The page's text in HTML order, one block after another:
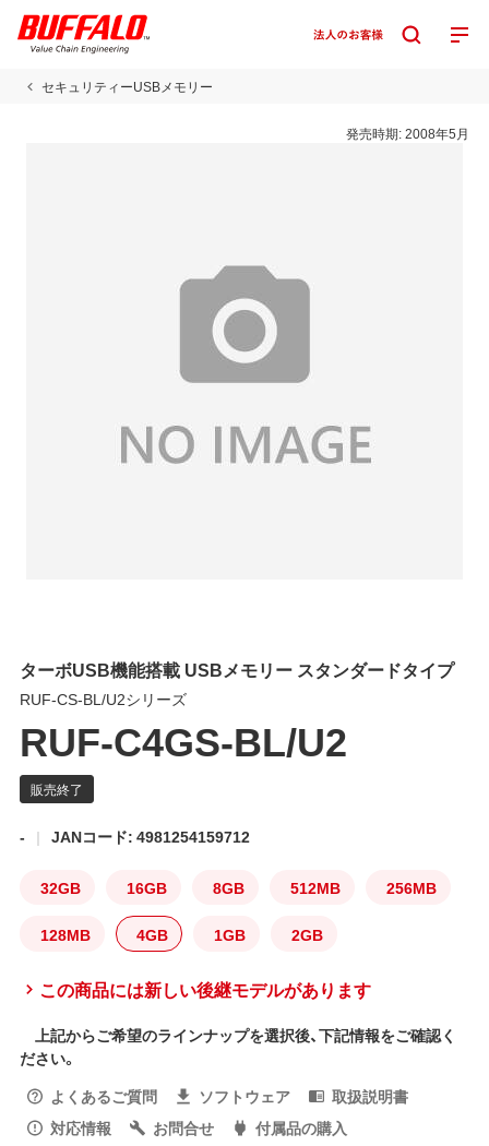
セキュリティーUSBメモリー
発売時期:2008年5月
ターボUSB機能搭載 USBメモリー スタンダードタイプ
RUF-CS-BL/U2シリーズ
RUF-C4GS-BL/U2
- JANコード: 4981254159712
32GB 16GB 8GB 512MB 256MB
128MB 4GB 1GB 2GB
この商品には新しい後継モデルがあります
上記からご希望のラインナップを選択後、下記情報をご確認く
ださい。
よくあるご質問
ソフトウェア
取扱説明書
対応情報
お問合せ 付属品の購入